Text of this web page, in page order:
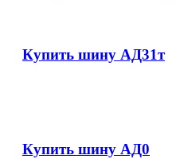
Купить шину АД31т
Купить шину АД0